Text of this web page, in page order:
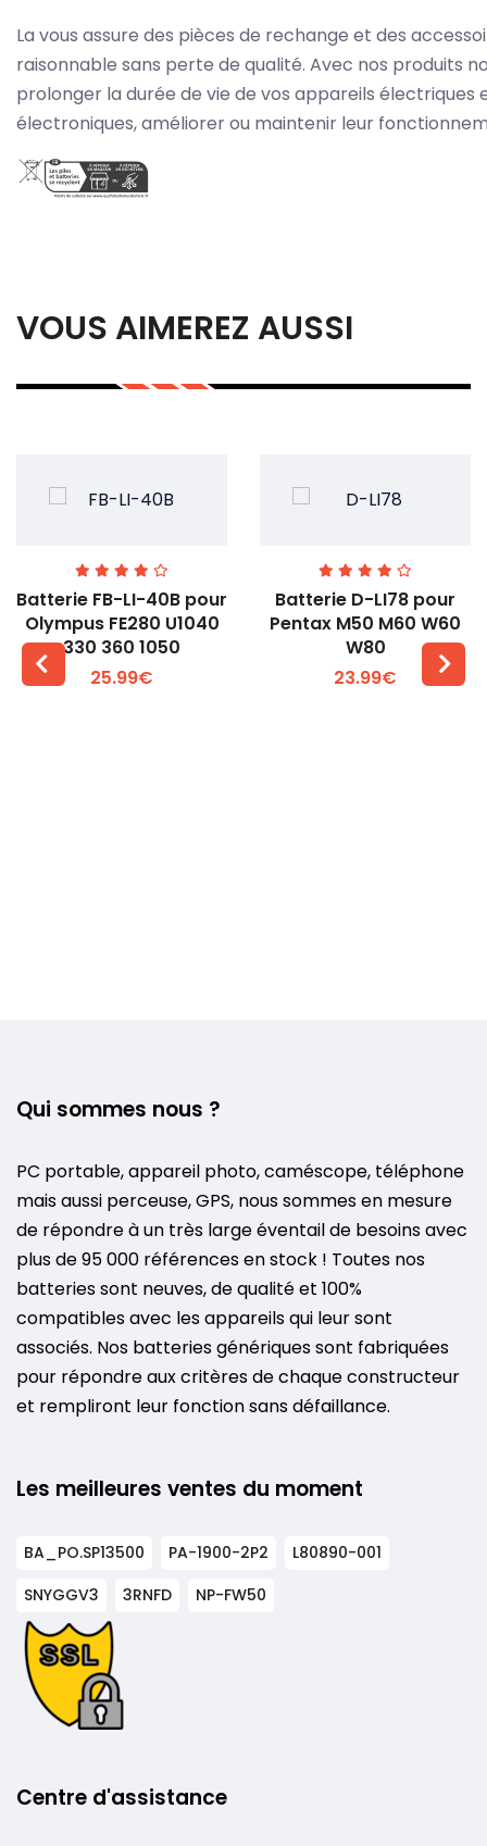
La vous assure des pièces de rechange et des
raisonnable sans perte de qualité. Avec nos produits
prolonger la durée de vie de vos appareils électriques
électroniques, améliorer ou maintenir leur
VOUS AIMEREZ AUSSI
Batterie FB-LI-40B pour
Olympus FE280 U1040
330 360 1050
25.99€
Batterie D-LI78 pour
Pentax M50 M60 W60
W80
23.99€
Qui sommes nous ?
PC portable, appareil photo, caméscope, téléphone
mais aussi perceuse, GPS, nous sommes en mesure
de répondre à un très large éventail de besoins avec
plus de 95 000 références en stock ! Toutes nos
batteries sont neuves, de qualité et 100%
compatibles avec les appareils qui leur sont
associés. Nos batteries génériques sont fabriquées
pour répondre aux critères de chaque constructeur
et rempliront leur fonction sans défaillance.
Les meilleures ventes du moment
BA_PO.SP13500 PA-1900-2P2
L80890-001
SNYGGV3
3RNFD NP-FW50
Centre d'assistance